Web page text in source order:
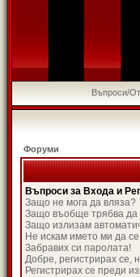
Въпроси/
Форуми
Въпроси за Входа и
Защо не мога да вляза?
Защо въобще трябва да
Защо излизам
Не искам името ми да
Забравих си паролата!
Добре, регистрирах се,
Регистрирах се преди